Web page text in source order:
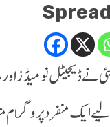
نے ڈیجیٹل
ایک منفرد